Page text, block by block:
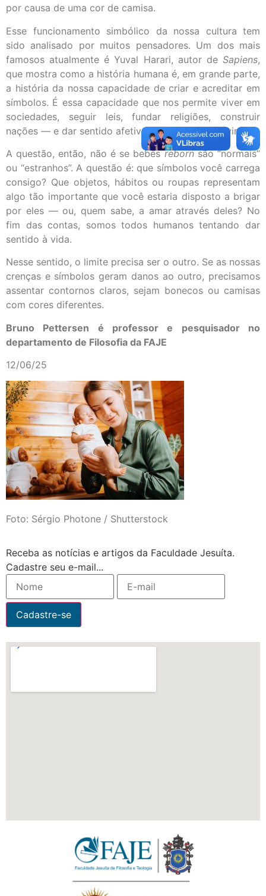
por causa de uma cor de camisa.
Esse funcionamento simbólico da nossa cultura tem
sido analisado por muitos pensadores. Um dos mais
famosos atualmente é Yuval Harari, autor de Sapiens,
que mostra como a história humana é, em grande parte,
a história da nossa capacidade de criar e acreditar em
símbolos. É essa capacidade que nos permite viver em
sociedades, seguir leis, fundar religiões, construir
nações — e dar sentido afetivo a um boneco de vinil.
A questão, então, não é se bebêsrebornsão “normais”
ou “estranhos”. A questão é: que símbolos você carrega
consigo? Que objetos, hábitos ou roupas representam
algo tão importante que você estaria disposto a brigar
por eles — ou, quem sabe, a amar através deles? No
fim das contas, somos todos humanos tentando dar
sentido à vida.
Nesse sentido, o limite precisa ser o outro. Se as nossas
crenças e símbolos geram danos ao outro, precisamos
assentar contornos claros, sejam bonecos ou camisas
com cores diferentes.
Bruno Pettersen é professor e pesquisador no
departamento de Filosofia da FAJE
12/06/25
Foto: Sérgio Photone / Shutterstock
Receba as notícias e artigos da Faculdade Jesuíta.
Cadastre seu e-mail...